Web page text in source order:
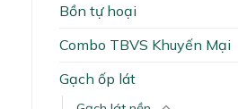
Bồn tự hoại
Combo TBVS Khuyến Mại
Gạch ốp lát